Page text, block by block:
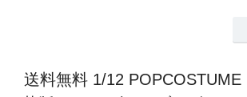
送料無料 1/12 POPCOSTUME